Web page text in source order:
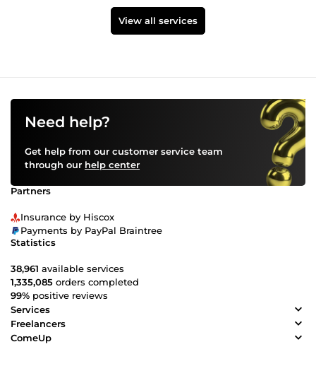
View all services
Need help?
Get help from our customer service team
through our help center
Partners
Insurance by Hiscox
Payments by PayPal Braintree
Statistics
38,961 available services
1,335,085 orders completed
99% positive reviews
Services
Freelancers
ComeUp